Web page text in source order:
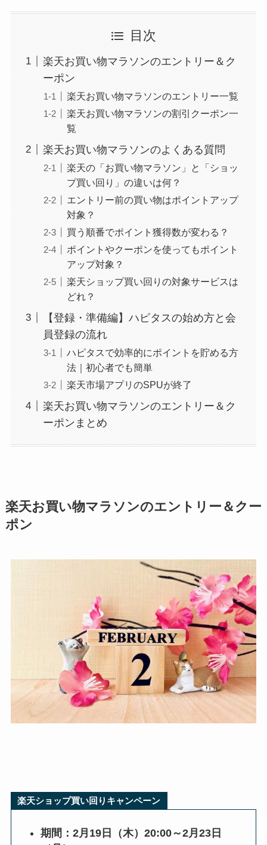
目次
楽天お買い物マラソンのエントリー＆ク
ーポン
楽天お買い物マラソンのエントリー一覧
楽天お買い物マラソンの割引クーポン一
覧
楽天お買い物マラソンのよくある質問
楽天の「お買い物マラソン」と「ショッ
プ買い回り」の違いは何？
エントリー前の買い物はポイントアップ
対象？
買う順番でポイント獲得数が変わる？
ポイントやクーポンを使ってもポイント
アップ対象？
楽天ショップ買い回りの対象サービスは
どれ？
【登録・準備編】ハピタスの始め方と会
員登録の流れ
ハピタスで効率的にポイントを貯める方
法｜初心者でも簡単
楽天市場アプリのSPUが終了
楽天お買い物マラソンのエントリー＆ク
ーポンまとめ
楽天お買い物マラソンのエントリー＆クー
ポン
楽天ショップ買い回りキャンペーン
期間：2月19日（木）20:00～2月23日